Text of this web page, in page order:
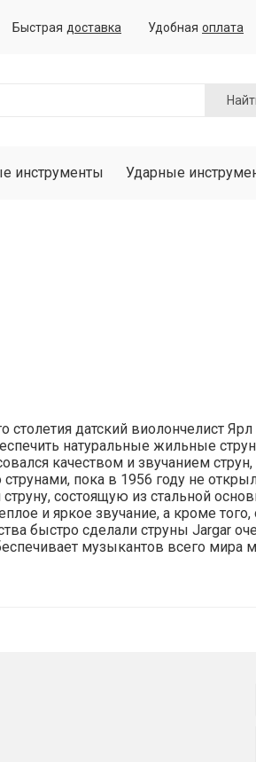
Быстрая доставка Удобная оплата
инструменты Ударные
столетия датский виолончелист
натуральные жильные
качеством и звучанием
струнами, пока в 1956 году не
состоящую из стальной
и яркое звучание, а кроме
быстро сделали струны Jargar
музыкантов всего